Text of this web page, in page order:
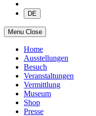
DE
Menu Close
Home
Ausstellungen
Besuch
Veranstaltungen
Vermittlung
Museum
Shop
Presse